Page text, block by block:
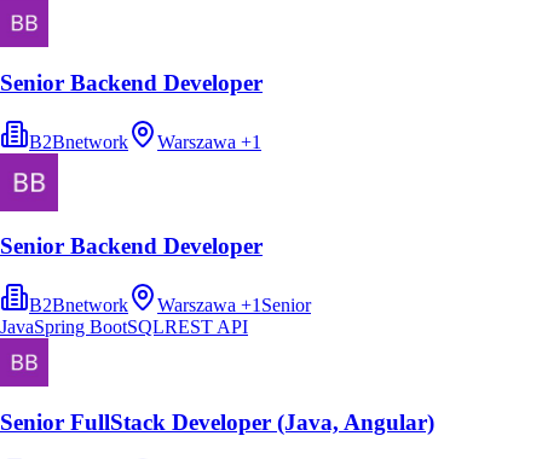
Senior Backend Developer
B2Bnetwork Warszawa +1
Senior Backend Developer
B2Bnetwork Warszawa +1 Senior
JavaSpring BootSQLREST API
Senior FullStack Developer (Java, Angular)